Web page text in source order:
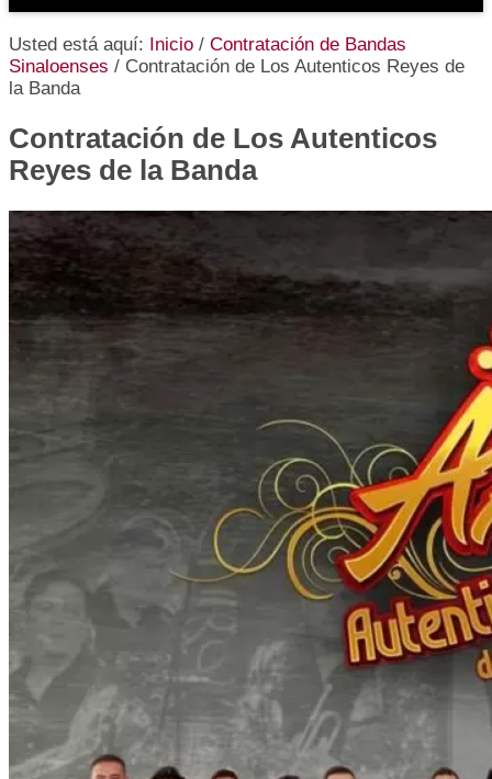
Usted está aquí: Inicio / Contratación de Bandas
Sinaloenses / Contratación de Los Autenticos Reyes de
la Banda
Contratación de Los Autenticos
Reyes de la Banda